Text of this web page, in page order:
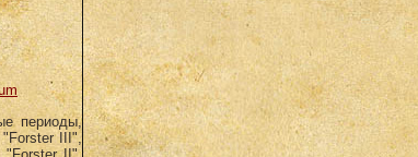
периоды,
"Forster III",